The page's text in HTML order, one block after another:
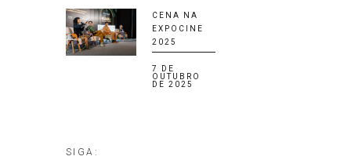
CENA NA
EXPOCINE
2025
7 DE
OUTUBRO
DE 2025
SIGA: